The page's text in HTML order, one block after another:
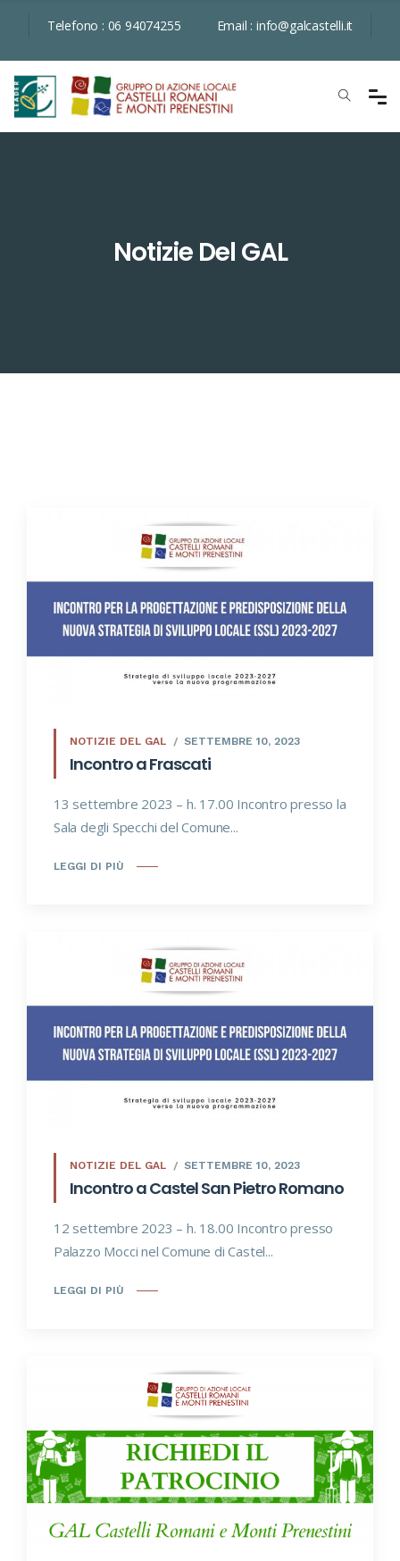
Telefono : 06 94074255 Email : info@galcastelli.it
Notizie Del GAL
NOTIZIE DEL GAL SETTEMBRE 10, 2023
Incontro a Frascati
13 settembre 2023 – h. 17.00 Incontro presso la
Sala degli Specchi del Comune...
LEGGI DI PIÙ
NOTIZIE DEL GAL SETTEMBRE 10, 2023
Incontro a Castel San Pietro Romano
12 settembre 2023 – h. 18.00 Incontro presso
Palazzo Mocci nel Comune di Castel...
LEGGI DI PIÙ